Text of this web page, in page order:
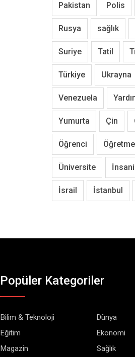
Pakistan Polis
Rusya sağlık
Suriye Tatil
Türkiye Ukrayna
Venezuela
Yumurta Çin
Öğrenci
Üniversite İnsani
İsrail İstanbul
Popüler Kategoriler
Bilim & Teknoloji
Dünya
Eğitim
Ekonomi
Magazin
Sağlık